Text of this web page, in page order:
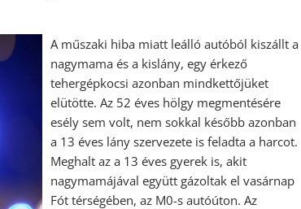
A műszaki hiba miatt leálló autóból kiszállt a
nagymama és a kislány, egy érkező
tehergépkocsi azonban mindkettőjüket
elütötte. Az 52 éves hölgy megmentésére
esély sem volt, nem sokkal később azonban
a 13 éves lány szervezete is feladta a harcot.
Meghalt az a 13 éves gyerek is, akit
nagymamájával együtt gázoltak el vasárnap
Fót térségében, az M0-s autóúton. Az